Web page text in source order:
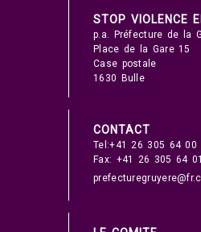
STOP VIOLENCE
p.a. Préfecture de la
Place de la Gare 15
Case postale
1630 Bulle
CONTACT
Tel:+41 26 305 64 00
Fax: +41 26 305 64 01